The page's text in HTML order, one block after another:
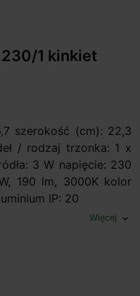
1 kinkiet
szerokość (cm): 22,3
/ rodzaj trzonka: 1 x
3 W napięcie: 230
190 lm, 3000K kolor
IP: 20
Więcej expand_more